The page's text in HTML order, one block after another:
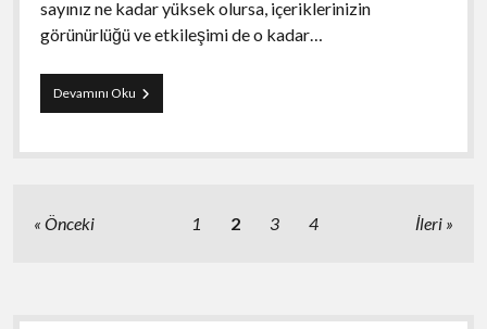
sayınız ne kadar yüksek olursa, içeriklerinizin
görünürlüğü ve etkileşimi de o kadar…
Devamını OkuTiktok
Takipçi
Al
Yazı
Önceki 1 2 3 4 İleri